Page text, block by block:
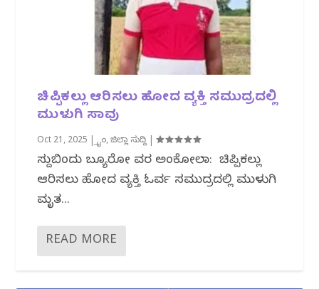
ಚಿಪ್ಪಿಕಲ್ಲು ಆರಿಸಲು ಹೋದ ವ್ಯಕ್ತಿ ಸಮುದ್ರದಲ್ಲಿ
ಮುಳುಗಿ ಸಾವು
Oct 21, 2025 |ಕ್ರೈಂ,ಜಿಲ್ಲಾ ಸುದ್ದಿ |
ಸುದ್ದಿಬಿಂದು ಬ್ಯೂರೋ ವರದಿ ಅಂಕೋಲಾ: ಚಿಪ್ಪಿಕಲ್ಲು
ಆರಿಸಲು ಹೋದ ವ್ಯಕ್ತಿ ಓರ್ವ ಸಮುದ್ರದಲ್ಲಿ ಮುಳುಗಿ
ಮೃತ...
READ MORE